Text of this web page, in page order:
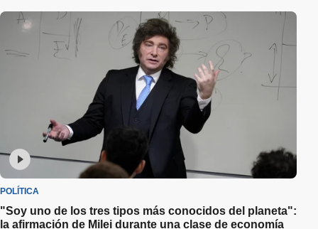
POLÍTICA
"Soy uno de los tres tipos más conocidos del planeta":
la afirmación de Milei durante una clase de economía